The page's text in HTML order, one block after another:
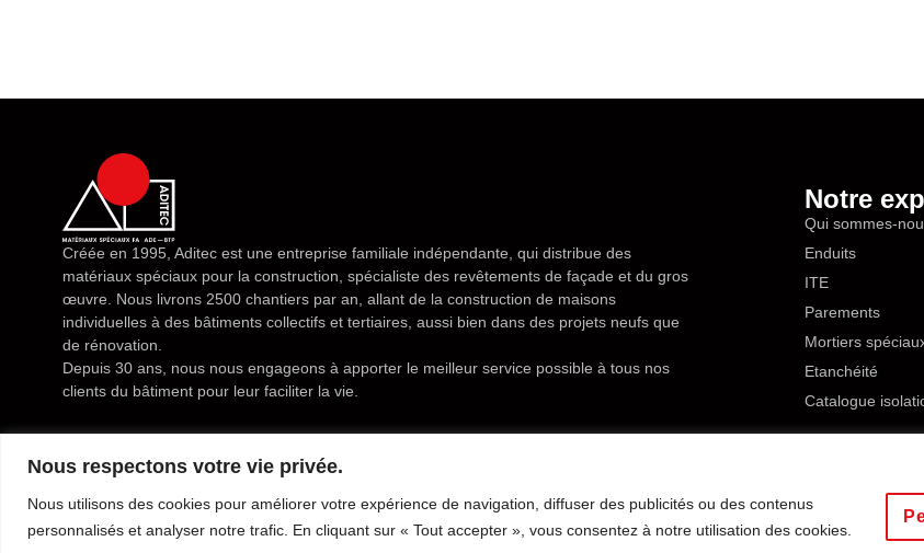
Nous respectons votre vie privée.
Nous utilisons des cookies pour améliorer votre expérience de navigation, diffuser des publicités ou des contenus
personnalisés et analyser notre trafic. En cliquant sur « Tout accepter », vous consentez à notre utilisation des cookies.
Créée en 1995, Aditec est une entreprise familiale indépendante, qui distribue des
matériaux spéciaux pour la construction, spécialiste des revêtements de façade et du gros
œuvre. Nous livrons 2500 chantiers par an, allant de la construction de maisons
individuelles à des bâtiments collectifs et tertiaires, aussi bien dans des projets neufs que
de rénovation.
Depuis 30 ans, nous nous engageons à apporter le meilleur service possible à tous nos
clients du bâtiment pour leur faciliter la vie.
Notre
Qui sommes-
Enduits
ITE
Parements
Mortiers
Etanchéité
Catalogue
Mentions légalesConditions générales de ventePolitique de confidentialitéTous droits reservés